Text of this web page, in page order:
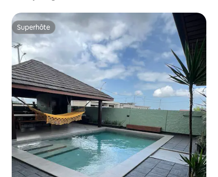
Superhôte
Superhôte